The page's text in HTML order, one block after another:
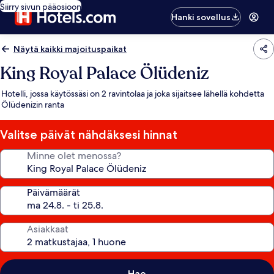
Siirry sivun pääosioon
Hanki sovellus
Näytä kaikki majoituspaikat
King Royal Palace Ölüdeniz
Hotelli, jossa käytössäsi on 2 ravintolaa ja joka sijaitsee lähellä kohdetta
Ölüdenizin ranta
Valitse päivät nähdäksesi hinnat
Minne olet menossa?
Päivämäärät
Asiakkaat